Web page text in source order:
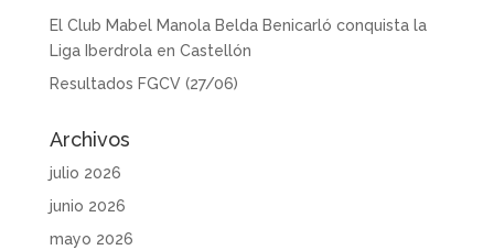
El Club Mabel Manola Belda Benicarló conquista la
Liga Iberdrola en Castellón
Resultados FGCV (27/06)
Archivos
julio 2026
junio 2026
mayo 2026